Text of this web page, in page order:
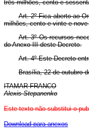
três milhões, cento e
Art. 2º Fica aberto ao
milhões, cento e vinte e
Art. 3º Os recursos
do Anexo III deste Decreto.
Art. 4º Este Decreto
Brasília, 22 de outubro
ITAMAR FRANCO
Alexis Stepanenko
Este texto não substitui o
Download para anexos